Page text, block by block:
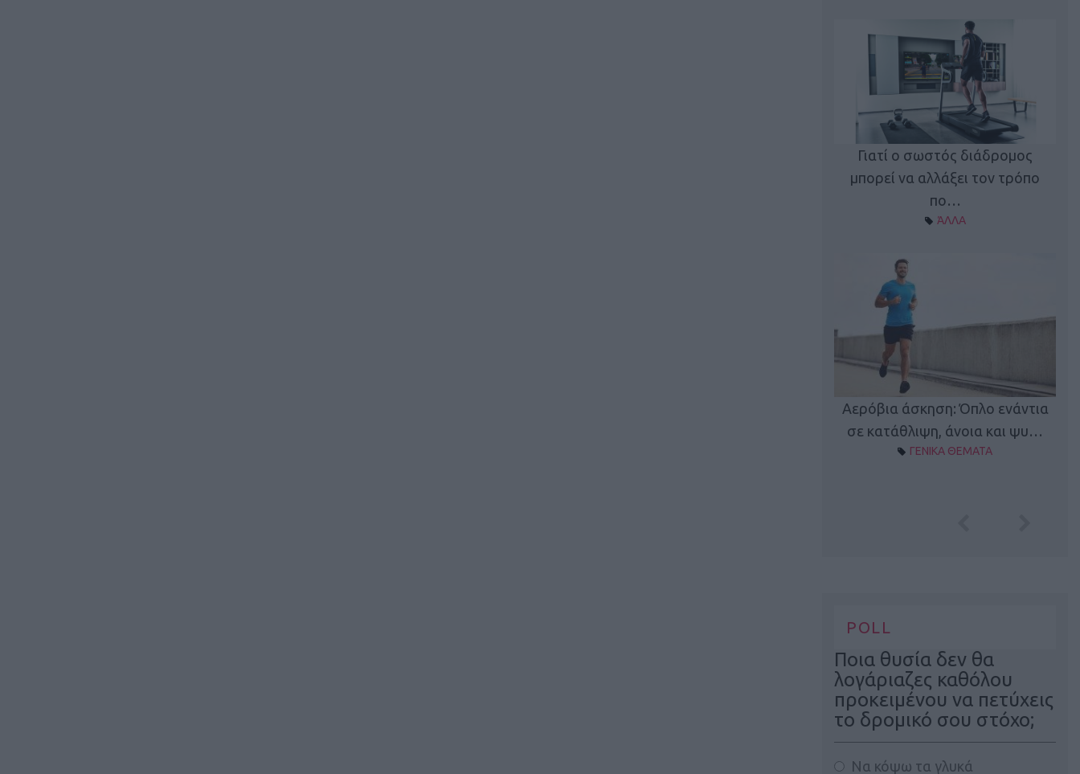
Γιατί ο σωστός διάδρομος
μπορεί να αλλάξει τον τρόπο
πο…
ΆΛΛΑ
Αερόβια άσκηση: Όπλο ενάντια
σε κατάθλιψη, άνοια και ψυ…
ΓΕΝΙΚΑ ΘΕΜΑΤΑ
POLL
Ποια θυσία δεν θα
λογάριαζες καθόλου
προκειμένου να πετύχεις
το δρομικό σου στόχο;
Να κόψω τα γλυκά